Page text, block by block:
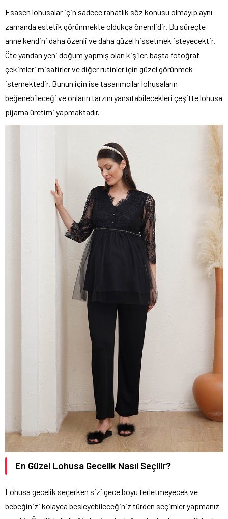
Esasen lohusalar için sadece rahatlık söz konusu olmayıp aynı
zamanda estetik görünmekte oldukça önemlidir. Bu süreçte
anne kendini daha özenli ve daha güzel hissetmek isteyecektir.
Öte yandan yeni doğum yapmış olan kişiler, başta fotoğraf
çekimleri misafirler ve diğer rutinler için güzel görünmek
istemektedir. Bunun için ise tasarımcılar lohusaların
beğenebileceği ve onların tarzını yansıtabilecekleri çeşitte lohusa
pijama üretimi yapmaktadır.
En Güzel Lohusa Gecelik Nasıl Seçilir?
Lohusa gecelik seçerken sizi gece boyu terletmeyecek ve
bebeğinizi kolayca besleyebileceğiniz türden seçimler yapmanız